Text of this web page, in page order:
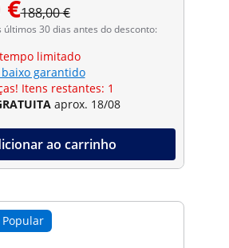
€188,00 €
últimos 30 dias antes do desconto:
limitado
garantido
Itens restantes: 1
aprox. 18/08
ao carrinho
Popular